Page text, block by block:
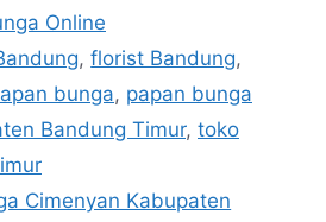
Online
,florist Bandung,
bunga, papan bunga
Bandung Timur, toko
Cimenyan Kabupaten